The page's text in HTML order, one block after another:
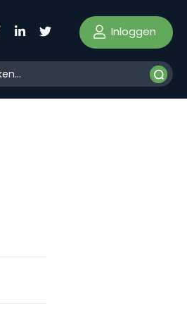
Inloggen